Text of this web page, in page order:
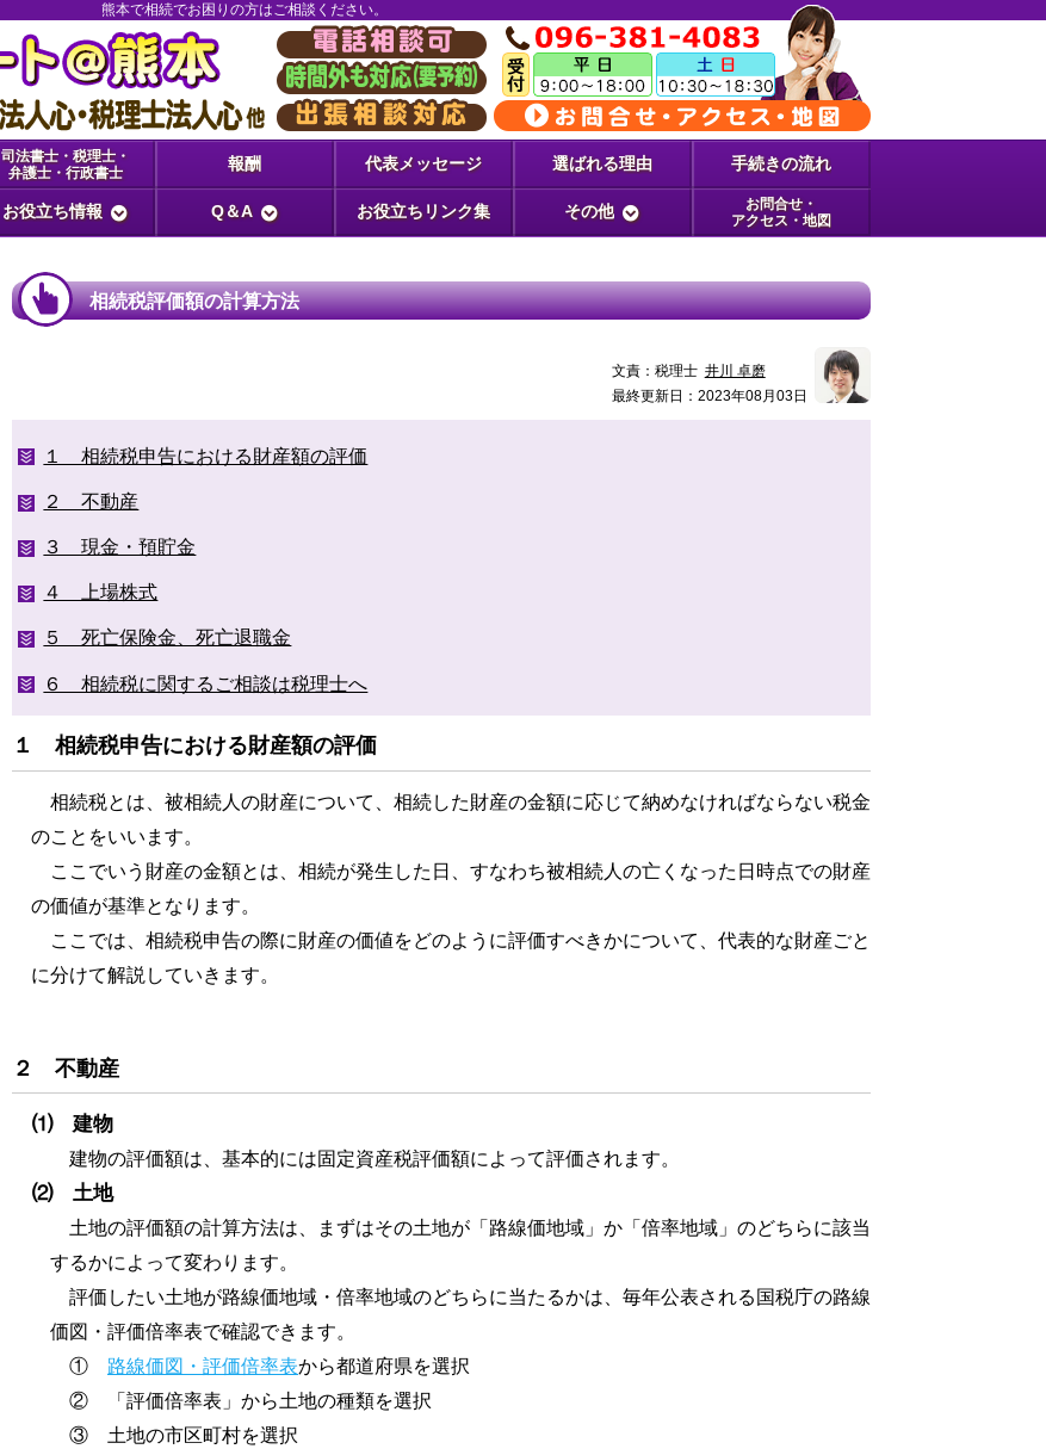
熊本で相続でお困りの方はご相談ください。
司法書士・税理士・
弁護士・行政書士
報酬 代表メッセージ 選ばれる理由 手続きの流れ
お役立ち情報 Q＆A お役立ちリンク集 その他
お問合せ・
アクセス・地図
相続税評価額の計算方法
文責： 税理士 井川 卓磨
最終更新日：2023年08月03日
１ 相続税申告における財産額の評価
２ 不動産
３ 現金・預貯金
４ 上場株式
５ 死亡保険金、死亡退職金
６ 相続税に関するご相談は税理士へ
１ 相続税申告における財産額の評価
相続税とは、被相続人の財産について、相続した財産の金額に応じて納めなければならない税金
のことをいいます。
ここでいう財産の金額とは、相続が発生した日、すなわち被相続人の亡くなった日時点での財産
の価値が基準となります。
ここでは、相続税申告の際に財産の価値をどのように評価すべきかについて、代表的な財産ごと
に分けて解説していきます。
２ 不動産
⑴ 建物
建物の評価額は、基本的には固定資産税評価額によって評価されます。
⑵ 土地
土地の評価額の計算方法は、まずはその土地が「路線価地域」か「倍率地域」のどちらに該当
するかによって変わります。
評価したい土地が路線価地域・倍率地域のどちらに当たるかは、毎年公表される国税庁の路線
価図・評価倍率表で確認できます。
① 路線価図・評価倍率表から都道府県を選択
② 「評価倍率表」から土地の種類を選択
③ 土地の市区町村を選択